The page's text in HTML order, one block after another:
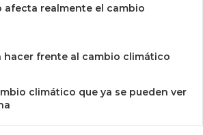
afecta realmente el cambio
hacer frente al cambio climático
climático que ya se pueden ver